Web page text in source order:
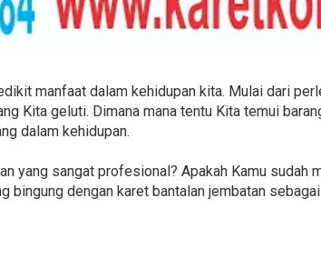
manfaat dalam kehidupan kita. Mulai dari
Kita geluti. Dimana mana tentu Kita temui
dalam kehidupan.
yang sangat profesional? Apakah Kamu sudah
bingung dengan karet bantalan jembatan